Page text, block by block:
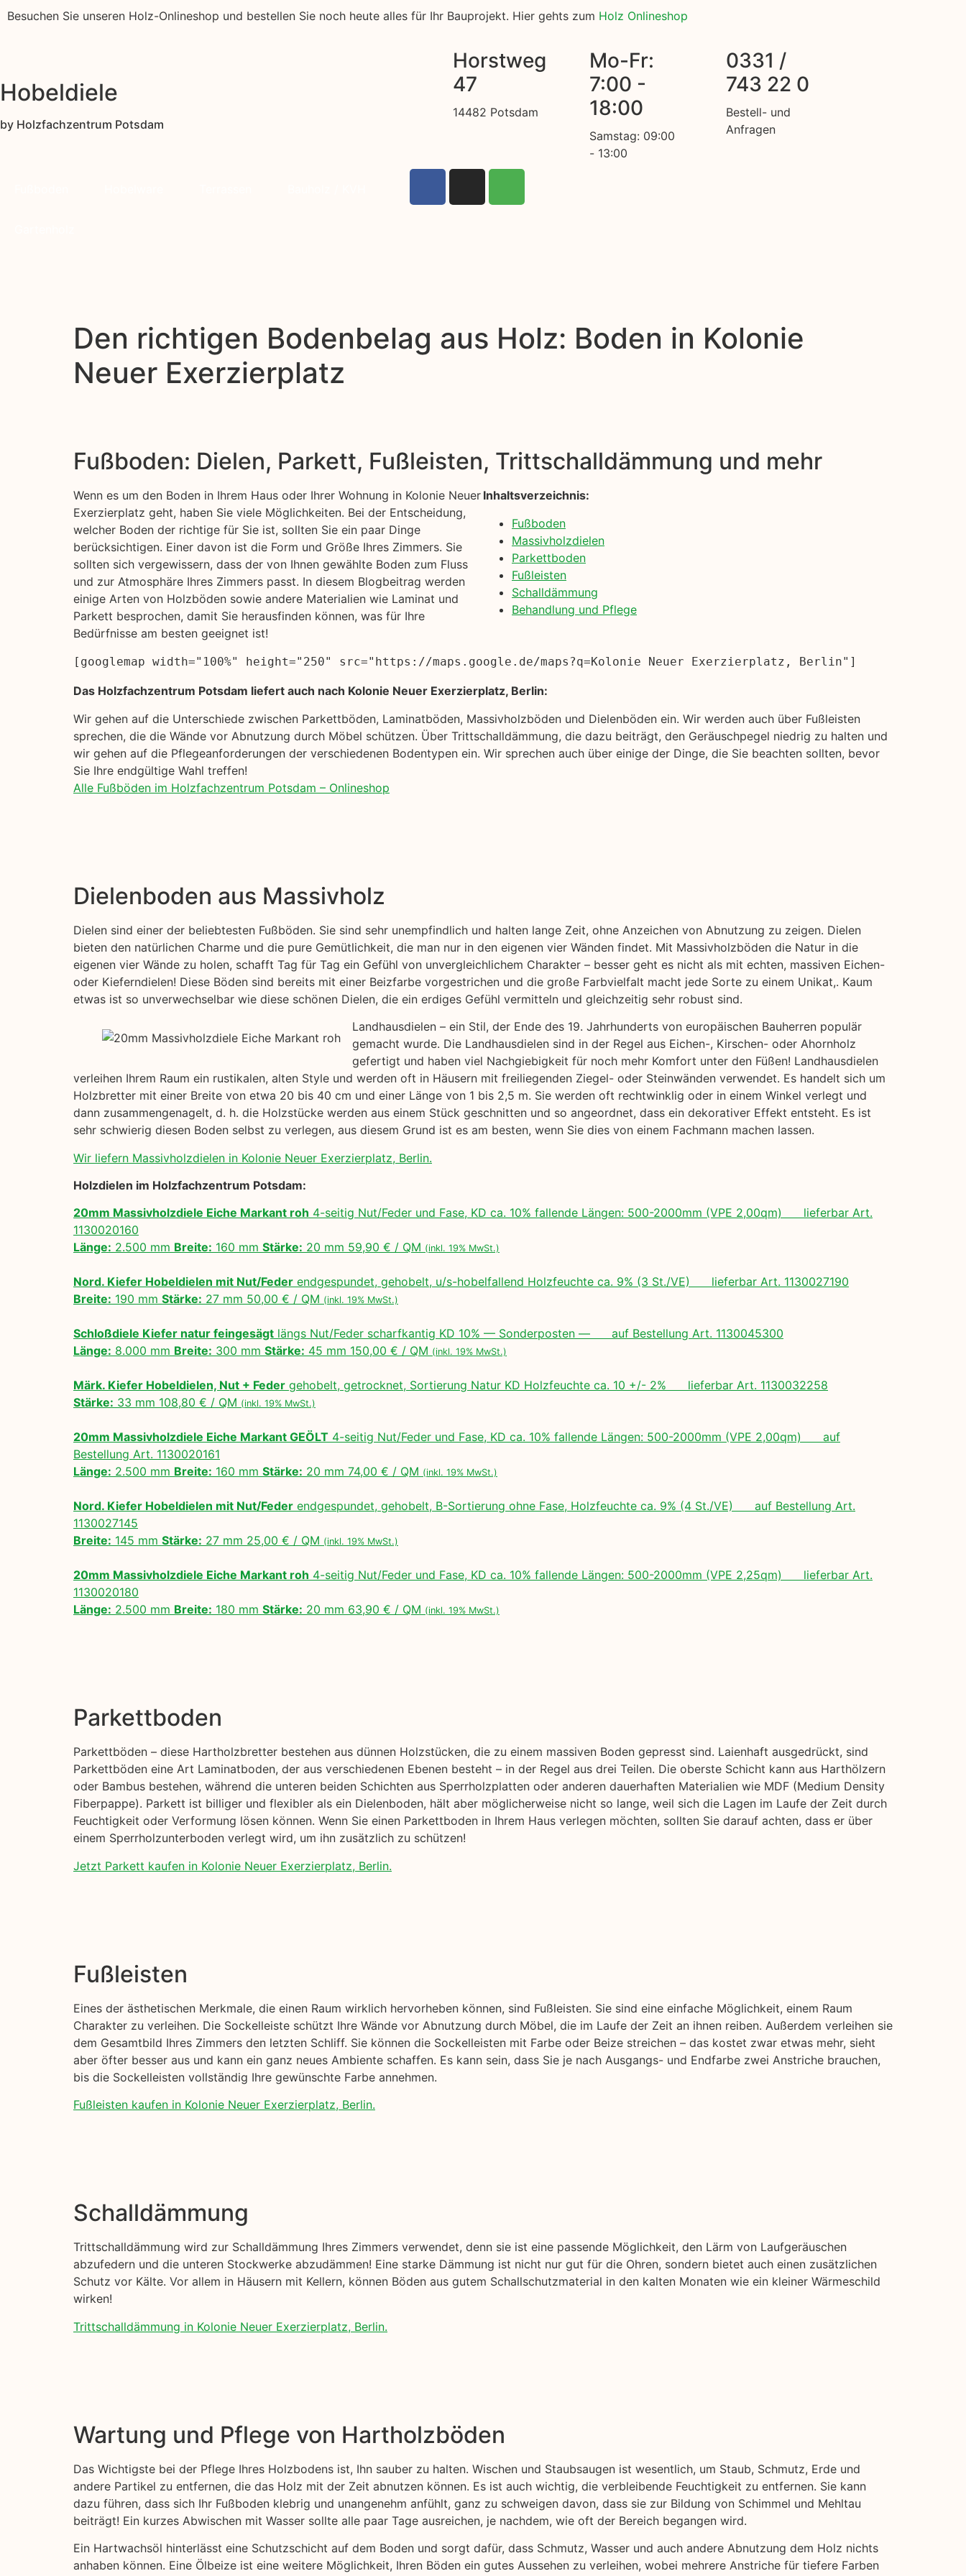
Besuchen Sie unseren Holz-Onlineshop und bestellen Sie noch heute alles für Ihr Bauprojekt. Hier gehts zum Holz Onlineshop
Hobeldiele
by Holzfachzentrum Potsdam
Horstweg
47
14482 Potsdam
Mo-Fr:
7:00 -
18:00
Samstag: 09:00
- 13:00
0331 /
743 22 0
Bestell- und
Anfragen
Den richtigen Bodenbelag aus Holz: Boden in Kolonie
Neuer Exerzierplatz
Fußboden: Dielen, Parkett, Fußleisten, Trittschalldämmung und mehr
Wenn es um den Boden in Ihrem Haus oder Ihrer Wohnung in Kolonie Neuer
Exerzierplatz geht, haben Sie viele Möglichkeiten. Bei der Entscheidung,
welcher Boden der richtige für Sie ist, sollten Sie ein paar Dinge
berücksichtigen. Einer davon ist die Form und Größe Ihres Zimmers. Sie
sollten sich vergewissern, dass der von Ihnen gewählte Boden zum Fluss
und zur Atmosphäre Ihres Zimmers passt. In diesem Blogbeitrag werden
einige Arten von Holzböden sowie andere Materialien wie Laminat und
Parkett besprochen, damit Sie herausfinden können, was für Ihre
Bedürfnisse am besten geeignet ist!
Inhaltsverzeichnis:
Fußboden
Massivholzdielen
Parkettboden
Fußleisten
Schalldämmung
Behandlung und Pflege
[googlemap width="100%" height="250" src="https://maps.google.de/maps?q=Kolonie Neuer Exerzierplatz, Berlin"]
Das Holzfachzentrum Potsdam liefert auch nach Kolonie Neuer Exerzierplatz, Berlin:
Wir gehen auf die Unterschiede zwischen Parkettböden, Laminatböden, Massivholzböden und Dielenböden ein. Wir werden auch über Fußleisten
sprechen, die die Wände vor Abnutzung durch Möbel schützen. Über Trittschalldämmung, die dazu beiträgt, den Geräuschpegel niedrig zu halten und
wir gehen auf die Pflegeanforderungen der verschiedenen Bodentypen ein. Wir sprechen auch über einige der Dinge, die Sie beachten sollten, bevor
Sie Ihre endgültige Wahl treffen!
Alle Fußböden im Holzfachzentrum Potsdam – Onlineshop
Dielenboden aus Massivholz
Dielen sind einer der beliebtesten Fußböden. Sie sind sehr unempfindlich und halten lange Zeit, ohne Anzeichen von Abnutzung zu zeigen. Dielen
bieten den natürlichen Charme und die pure Gemütlichkeit, die man nur in den eigenen vier Wänden findet. Mit Massivholzböden die Natur in die
eigenen vier Wände zu holen, schafft Tag für Tag ein Gefühl von unvergleichlichem Charakter – besser geht es nicht als mit echten, massiven Eichen-
oder Kieferndielen! Diese Böden sind bereits mit einer Beizfarbe vorgestrichen und die große Farbvielfalt macht jede Sorte zu einem Unikat,. Kaum
etwas ist so unverwechselbar wie diese schönen Dielen, die ein erdiges Gefühl vermitteln und gleichzeitig sehr robust sind.
Landhausdielen – ein Stil, der Ende des 19. Jahrhunderts von europäischen Bauherren populär
gemacht wurde. Die Landhausdielen sind in der Regel aus Eichen-, Kirschen- oder Ahornholz
gefertigt und haben viel Nachgiebigkeit für noch mehr Komfort unter den Füßen! Landhausdielen
verleihen Ihrem Raum ein rustikalen, alten Style und werden oft in Häusern mit freiliegenden Ziegel- oder Steinwänden verwendet. Es handelt sich um
Holzbretter mit einer Breite von etwa 20 bis 40 cm und einer Länge von 1 bis 2,5 m. Sie werden oft rechtwinklig oder in einem Winkel verlegt und
dann zusammengenagelt, d. h. die Holzstücke werden aus einem Stück geschnitten und so angeordnet, dass ein dekorativer Effekt entsteht. Es ist
sehr schwierig diesen Boden selbst zu verlegen, aus diesem Grund ist es am besten, wenn Sie dies von einem Fachmann machen lassen.
Wir liefern Massivholzdielen in Kolonie Neuer Exerzierplatz, Berlin.
Holzdielen im Holzfachzentrum Potsdam:
20mm Massivholzdiele Eiche Markant roh 4-seitig Nut/Feder und Fase, KD ca. 10% fallende Längen: 500-2000mm (VPE 2,00qm) lieferbar Art.
1130020160
Länge: 2.500 mm Breite: 160 mm Stärke: 20 mm 59,90 € / QM (inkl. 19% MwSt.)
Nord. Kiefer Hobeldielen mit Nut/Feder endgespundet, gehobelt, u/s-hobelfallend Holzfeuchte ca. 9% (3 St./VE) lieferbar Art. 1130027190
Breite: 190 mm Stärke: 27 mm 50,00 € / QM (inkl. 19% MwSt.)
Schloßdiele Kiefer natur feingesägt längs Nut/Feder scharfkantig KD 10% — Sonderposten — auf Bestellung Art. 1130045300
Länge: 8.000 mm Breite: 300 mm Stärke: 45 mm 150,00 € / QM (inkl. 19% MwSt.)
Märk. Kiefer Hobeldielen, Nut + Feder gehobelt, getrocknet, Sortierung Natur KD Holzfeuchte ca. 10 +/- 2% lieferbar Art. 1130032258
Stärke: 33 mm 108,80 € / QM (inkl. 19% MwSt.)
20mm Massivholzdiele Eiche Markant GEÖLT 4-seitig Nut/Feder und Fase, KD ca. 10% fallende Längen: 500-2000mm (VPE 2,00qm) auf
Bestellung Art. 1130020161
Länge: 2.500 mm Breite: 160 mm Stärke: 20 mm 74,00 € / QM (inkl. 19% MwSt.)
Nord. Kiefer Hobeldielen mit Nut/Feder endgespundet, gehobelt, B-Sortierung ohne Fase, Holzfeuchte ca. 9% (4 St./VE) auf Bestellung Art.
1130027145
Breite: 145 mm Stärke: 27 mm 25,00 € / QM (inkl. 19% MwSt.)
20mm Massivholzdiele Eiche Markant roh 4-seitig Nut/Feder und Fase, KD ca. 10% fallende Längen: 500-2000mm (VPE 2,25qm) lieferbar Art.
1130020180
Länge: 2.500 mm Breite: 180 mm Stärke: 20 mm 63,90 € / QM (inkl. 19% MwSt.)
Parkettboden
Parkettböden – diese Hartholzbretter bestehen aus dünnen Holzstücken, die zu einem massiven Boden gepresst sind. Laienhaft ausgedrückt, sind
Parkettböden eine Art Laminatboden, der aus verschiedenen Ebenen besteht – in der Regel aus drei Teilen. Die oberste Schicht kann aus Harthölzern
oder Bambus bestehen, während die unteren beiden Schichten aus Sperrholzplatten oder anderen dauerhaften Materialien wie MDF (Medium Density
Fiberpappe). Parkett ist billiger und flexibler als ein Dielenboden, hält aber möglicherweise nicht so lange, weil sich die Lagen im Laufe der Zeit durch
Feuchtigkeit oder Verformung lösen können. Wenn Sie einen Parkettboden in Ihrem Haus verlegen möchten, sollten Sie darauf achten, dass er über
einem Sperrholzunterboden verlegt wird, um ihn zusätzlich zu schützen!
Jetzt Parkett kaufen in Kolonie Neuer Exerzierplatz, Berlin.
Fußleisten
Eines der ästhetischen Merkmale, die einen Raum wirklich hervorheben können, sind Fußleisten. Sie sind eine einfache Möglichkeit, einem Raum
Charakter zu verleihen. Die Sockelleiste schützt Ihre Wände vor Abnutzung durch Möbel, die im Laufe der Zeit an ihnen reiben. Außerdem verleihen sie
dem Gesamtbild Ihres Zimmers den letzten Schliff. Sie können die Sockelleisten mit Farbe oder Beize streichen – das kostet zwar etwas mehr, sieht
aber öfter besser aus und kann ein ganz neues Ambiente schaffen. Es kann sein, dass Sie je nach Ausgangs- und Endfarbe zwei Anstriche brauchen,
bis die Sockelleisten vollständig Ihre gewünschte Farbe annehmen.
Fußleisten kaufen in Kolonie Neuer Exerzierplatz, Berlin.
Schalldämmung
Trittschalldämmung wird zur Schalldämmung Ihres Zimmers verwendet, denn sie ist eine passende Möglichkeit, den Lärm von Laufgeräuschen
abzufedern und die unteren Stockwerke abzudämmen! Eine starke Dämmung ist nicht nur gut für die Ohren, sondern bietet auch einen zusätzlichen
Schutz vor Kälte. Vor allem in Häusern mit Kellern, können Böden aus gutem Schallschutzmaterial in den kalten Monaten wie ein kleiner Wärmeschild
wirken!
Trittschalldämmung in Kolonie Neuer Exerzierplatz, Berlin.
Wartung und Pflege von Hartholzböden
Das Wichtigste bei der Pflege Ihres Holzbodens ist, Ihn sauber zu halten. Wischen und Staubsaugen ist wesentlich, um Staub, Schmutz, Erde und
andere Partikel zu entfernen, die das Holz mit der Zeit abnutzen können. Es ist auch wichtig, die verbleibende Feuchtigkeit zu entfernen. Sie kann
dazu führen, dass sich Ihr Fußboden klebrig und unangenehm anfühlt, ganz zu schweigen davon, dass sie zur Bildung von Schimmel und Mehltau
beiträgt! Ein kurzes Abwischen mit Wasser sollte alle paar Tage ausreichen, je nachdem, wie oft der Bereich begangen wird.
Ein Hartwachsöl hinterlässt eine Schutzschicht auf dem Boden und sorgt dafür, dass Schmutz, Wasser und auch andere Abnutzung dem Holz nichts
anhaben können. Eine Ölbeize ist eine weitere Möglichkeit, Ihren Böden ein gutes Aussehen zu verleihen, wobei mehrere Anstriche für tiefere Farben